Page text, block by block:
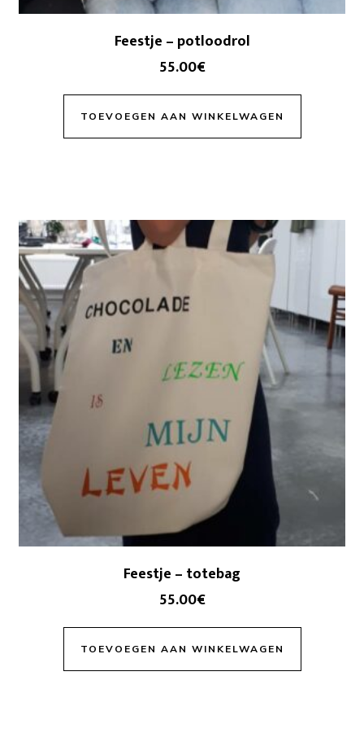
Feestje – potloodrol
55.00€
TOEVOEGEN AAN WINKELWAGEN
Feestje – totebag
55.00€
TOEVOEGEN AAN WINKELWAGEN